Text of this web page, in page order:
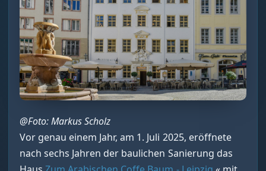
@Foto: Markus Scholz
Vor genau einem Jahr, am 1. Juli 2025, eröffnete
nach sechs Jahren der baulichen Sanierung das